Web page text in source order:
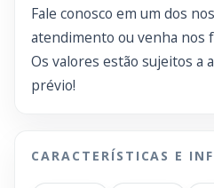
Fale conosco em um dos
atendimento ou venha nos
Os valores estão sujeitos a
prévio!
CARACTERÍSTICAS E